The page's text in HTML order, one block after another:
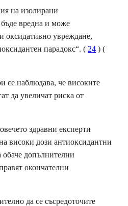
на изолирани
вредна и може
оксидативно увреждане,
парадокс“. ( 24 ) (
се наблюдава, че високите
да увеличат риска от
здравни експерти
високи дози антиоксидантни
допълнителни
окончателни
да се съсредоточите